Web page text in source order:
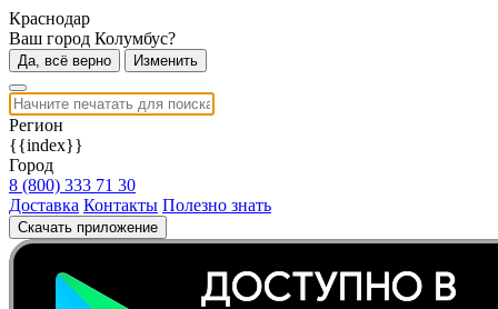
Краснодар
Ваш город Колумбус?
Да, всё верно Изменить
Регион
{{index}}
Город
8 (800) 333 71 30
Доставка Контакты Полезно знать
Скачать приложение